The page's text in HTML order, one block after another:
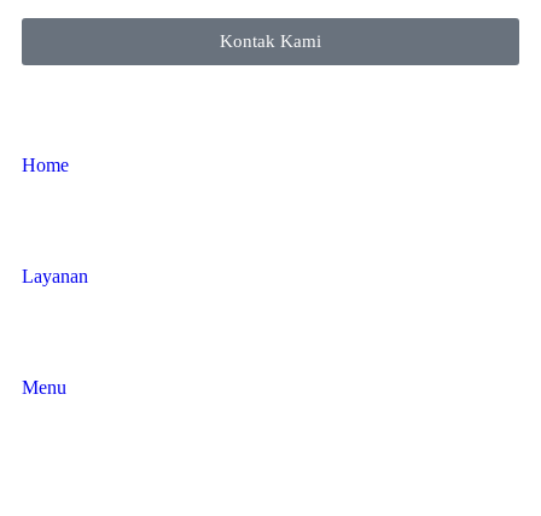
Kontak Kami
Home
Layanan
Menu